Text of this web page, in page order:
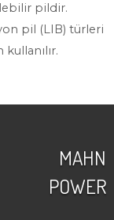
pildir.
pil (LIB) türleri
MAHN
POWER